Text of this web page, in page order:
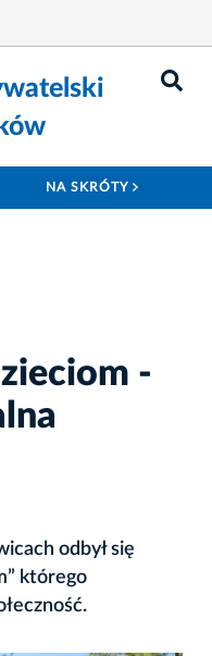
NA SKRÓTY
-
odbył się
którego